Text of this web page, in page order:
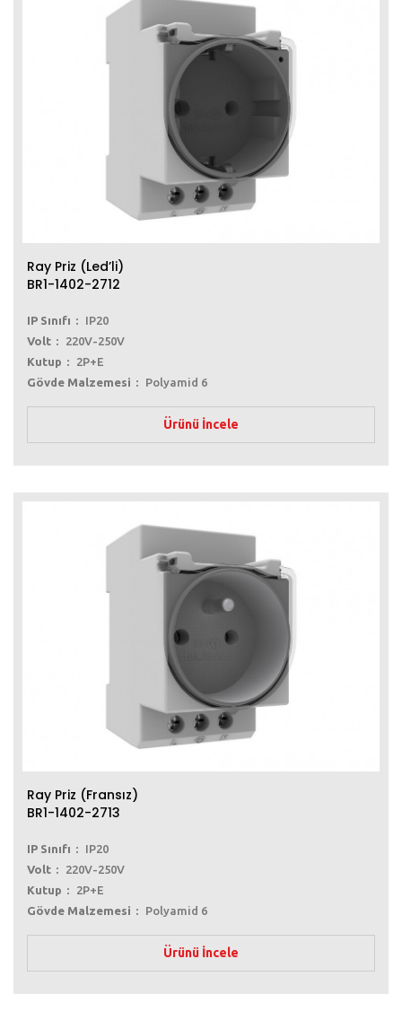
Ray Priz (Led’li)
BR1-1402-2712
IP Sınıfı
IP20
Volt
220V-250V
Kutup
2P+E
Gövde Malzemesi
Polyamid 6
Ürünü İncele
Ray Priz (Fransız)
BR1-1402-2713
IP Sınıfı
IP20
Volt
220V-250V
Kutup
2P+E
Gövde Malzemesi
Polyamid 6
Ürünü İncele